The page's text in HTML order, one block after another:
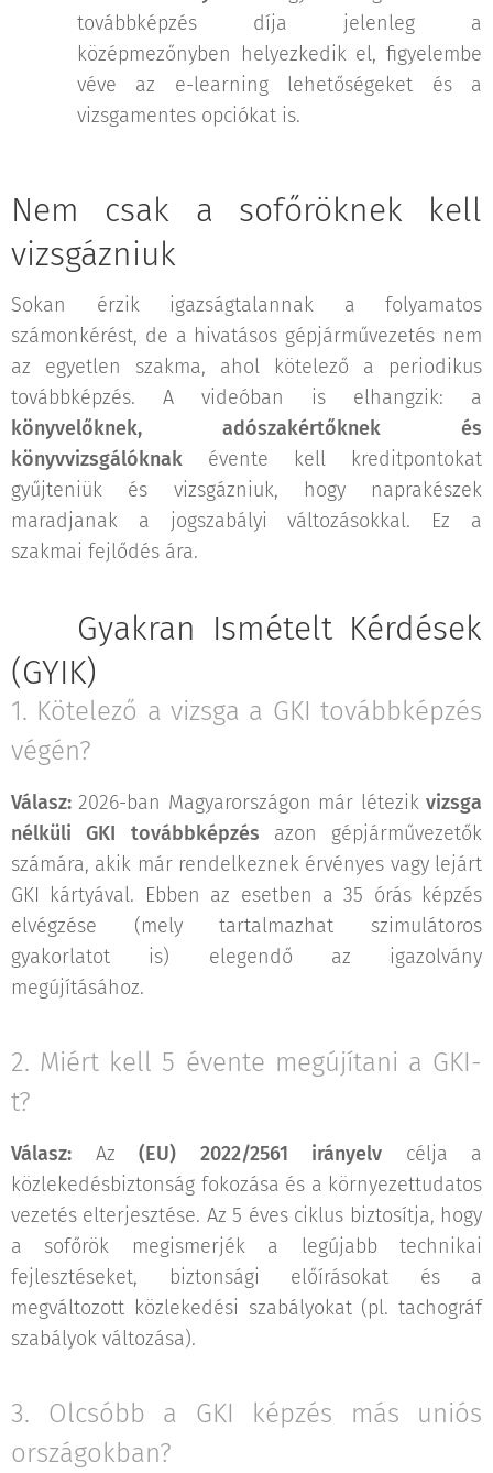
továbbképzés díja jelenleg a
középmezőnyben helyezkedik el, figyelembe
véve az e-learning lehetőségeket és a
vizsgamentes opciókat is.
Nem csak a sofőröknek kell
vizsgázniuk
Sokan érzik igazságtalannak a folyamatos
számonkérést, de a hivatásos gépjárművezetés nem
az egyetlen szakma, ahol kötelező a periodikus
továbbképzés. A videóban is elhangzik: a
könyvelőknek, adószakértőknek és
könyvvizsgálóknak évente kell kreditpontokat
gyűjteniük és vizsgázniuk, hogy naprakészek
maradjanak a jogszabályi változásokkal. Ez a
szakmai fejlődés ára.
❓ Gyakran Ismételt Kérdések
(GYIK)
1. Kötelező a vizsga a GKI továbbképzés
végén?
Válasz: 2026-ban Magyarországon már létezik vizsga
nélküli GKI továbbképzés azon gépjárművezetők
számára, akik már rendelkeznek érvényes vagy lejárt
GKI kártyával. Ebben az esetben a 35 órás képzés
elvégzése (mely tartalmazhat szimulátoros
gyakorlatot is) elegendő az igazolvány
megújításához.
2. Miért kell 5 évente megújítani a GKI-
t?
Válasz: Az (EU) 2022/2561 irányelv célja a
közlekedésbiztonság fokozása és a környezettudatos
vezetés elterjesztése. Az 5 éves ciklus biztosítja, hogy
a sofőrök megismerjék a legújabb technikai
fejlesztéseket, biztonsági előírásokat és a
megváltozott közlekedési szabályokat (pl. tachográf
szabályok változása).
3. Olcsóbb a GKI képzés más uniós
országokban?